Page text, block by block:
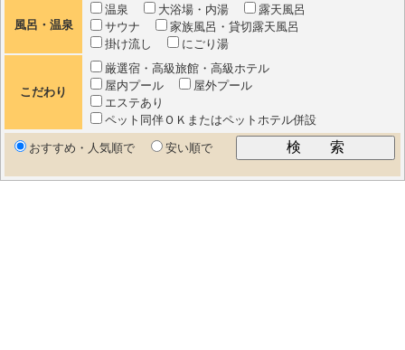
風呂・温泉
温泉 大浴場・内湯
露天風呂
サウナ
家族風呂・貸切露天風呂
掛け流し
にごり湯
こだわり
厳選宿・高級旅館・高級ホテル
屋内プール
屋外プール
エステあり
ペット同伴ＯＫまたはペットホテル併設
おすすめ・人気順で 安い順で